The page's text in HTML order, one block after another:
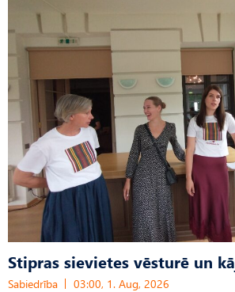
Stipras sievietes vēsturē un
Sabiedrība 03:00, 1. Aug, 2026